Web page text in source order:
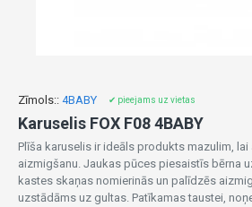
Zīmols:: 4BABY ✔ pieejams uz vietas
Karuselis FOX F08 4BABY
Plīša karuselis ir ideāls produkts mazulim, lai
aizmigšanu. Jaukas pūces piesaistīs bērna
kastes skaņas nomierinās un palīdzēs
uzstādāms uz gultas. Patīkamas taustei,